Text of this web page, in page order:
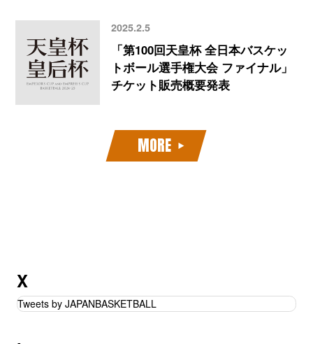
2025.2.5
「第100回天皇杯 全日本バスケッ
トボール選手権大会 ファイナル」
チケット販売概要発表
MORE
X
Tweets by JAPANBASKETBALL